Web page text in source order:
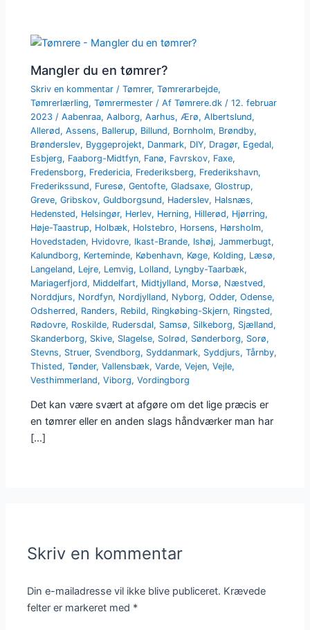
Mangler du en tømrer?
Skriv en kommentar /Tømrer,Tømrerarbejde,
Tømrerlærling,Tømrermester / AfTømrere.dk/12. februar
2023/Aabenraa,Aalborg,Aarhus,Ærø,Albertslund,
Allerød,Assens, Ballerup, Billund, Bornholm, Brøndby,
Brønderslev, Byggeprojekt, Danmark, DIY, Dragør, Egedal,
Esbjerg, Faaborg-Midtfyn, Fanø, Favrskov, Faxe,
Fredensborg, Fredericia, Frederiksberg, Frederikshavn,
Frederikssund, Furesø,Gentofte,Gladsaxe,Glostrup,
Greve,Gribskov,Guldborgsund, Haderslev, Halsnæs,
Hedensted, Helsingør, Herlev, Herning, Hillerød, Hjørring,
Høje-Taastrup, Holbæk, Holstebro, Horsens, Hørsholm,
Hovedstaden, Hvidovre, Ikast-Brande, Ishøj,Jammerbugt,
Kalundborg, Kerteminde, København, Køge, Kolding, Læsø,
Langeland, Lejre, Lemvig, Lolland, Lyngby-Taarbæk,
Mariagerfjord, Middelfart, Midtjylland, Morsø, Næstved,
Norddjurs, Nordfyn, Nordjylland, Nyborg,Odder,Odense,
Odsherred, Randers, Rebild, Ringkøbing-Skjern, Ringsted,
Rødovre, Roskilde, Rudersdal, Samsø, Silkeborg, Sjælland,
Skanderborg, Skive, Slagelse, Solrød, Sønderborg, Sorø,
Stevns, Struer, Svendborg, Syddanmark, Syddjurs,Tårnby,
Thisted,Tønder,Vallensbæk,Varde,Vejen,Vejle,
Vesthimmerland,Viborg,Vordingborg
Det kan være svært at afgøre om det lige præcis er
en tømrer eller en anden slags håndværker man har
[…]
Skriv en kommentar
Din e-mailadresse vil ikke blive publiceret. Krævede
felter er markeret med *